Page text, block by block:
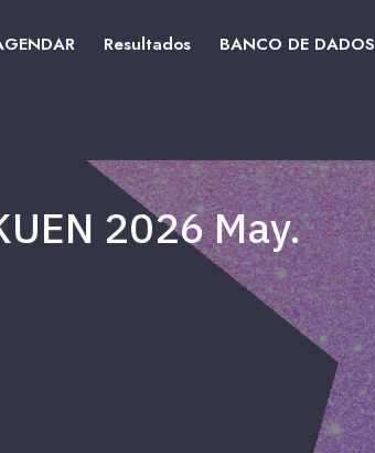
Resultados BANCO DE DADOS
2026 May.